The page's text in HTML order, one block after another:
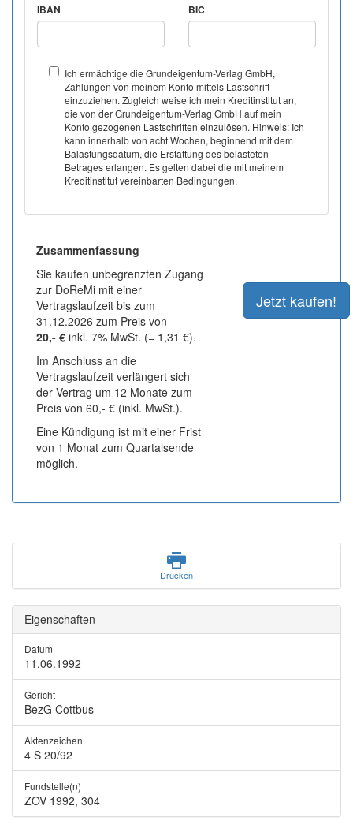
IBAN BIC
Ich ermächtige die Grundeigentum-Verlag GmbH,
Zahlungen von meinem Konto mittels Lastschrift
einzuziehen. Zugleich weise ich mein Kreditinstitut an,
die von der Grundeigentum-Verlag GmbH auf mein
Konto gezogenen Lastschriften einzulösen. Hinweis: Ich
kann innerhalb von acht Wochen, beginnend mit dem
Balastungsdatum, die Erstattung des belasteten
Betrages erlangen. Es gelten dabei die mit meinem
Kreditinstitut vereinbarten Bedingungen.
Zusammenfassung
Sie kaufen unbegrenzten Zugang
zur DoReMi mit einer
Vertragslaufzeit bis zum
31.12.2026 zum Preis von
20,- € inkl. 7% MwSt. (= 1,31 €).
Im Anschluss an die
Vertragslaufzeit verlängert sich
der Vertrag um 12 Monate zum
Preis von 60,- € (inkl. MwSt.).
Eine Kündigung ist mit einer Frist
von 1 Monat zum Quartalsende
möglich.
Drucken
Eigenschaften
Datum
11.06.1992
Gericht
BezG Cottbus
Aktenzeichen
4 S 20/92
Fundstelle(n)
ZOV 1992, 304